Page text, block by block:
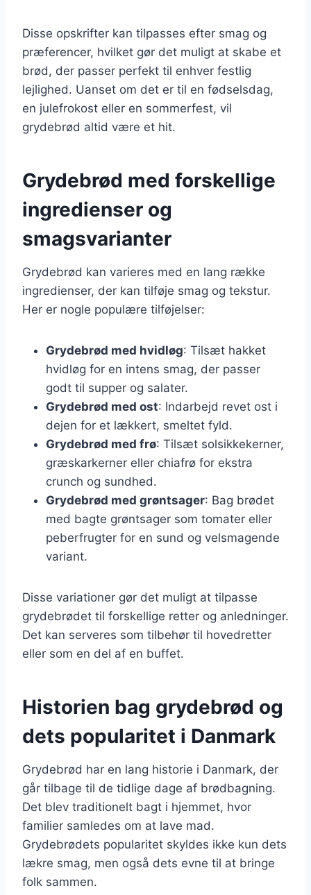
Disse opskrifter kan tilpasses efter smag og
præferencer, hvilket gør det muligt at skabe et
brød, der passer perfekt til enhver festlig
lejlighed. Uanset om det er til en fødselsdag,
en julefrokost eller en sommerfest, vil
grydebrød altid være et hit.
Grydebrød med forskellige
ingredienser og
smagsvarianter
Grydebrød kan varieres med en lang række
ingredienser, der kan tilføje smag og tekstur.
Her er nogle populære tilføjelser:
Grydebrød med hvidløg: Tilsæt hakket
hvidløg for en intens smag, der passer
godt til supper og salater.
Grydebrød med ost: Indarbejd revet ost i
dejen for et lækkert, smeltet fyld.
Grydebrød med frø: Tilsæt solsikkekerner,
græskarkerner eller chiafrø for ekstra
crunch og sundhed.
Grydebrød med grøntsager: Bag brødet
med bagte grøntsager som tomater eller
peberfrugter for en sund og velsmagende
variant.
Disse variationer gør det muligt at tilpasse
grydebrødet til forskellige retter og anledninger.
Det kan serveres som tilbehør til hovedretter
eller som en del af en buffet.
Historien bag grydebrød og
dets popularitet i Danmark
Grydebrød har en lang historie i Danmark, der
går tilbage til de tidlige dage af brødbagning.
Det blev traditionelt bagt i hjemmet, hvor
familier samledes om at lave mad.
Grydebrødets popularitet skyldes ikke kun dets
lækre smag, men også dets evne til at bringe
folk sammen.